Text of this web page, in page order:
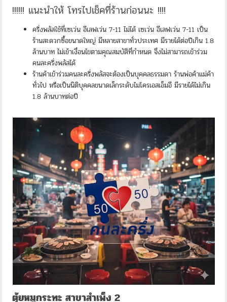
!!!!!! แนะนำให้ โทรไปเช็คที่ร้านก่อนนะ !!!!
ครึ่งพลัสใช้ที่เซเว่น อีเลฟเว่น 7-11 ไม่ได้ เซเว่น อีเลฟเว่น 7-11 เป็น
ร้านสะดวกซื้อขนาดใหญ่ มีหลายสาขาทั่วประเทศ มีรายได้ต่อปีเกิน 1.8
ล้านบาท ไม่เข้าเงื่อนไขตามคุณสมบัติที่กำหนด จึงไม่สามารถเข้าร่วม
คนละครึ่งพลัสได้
ร้านค้าเข้าร่วมคนละครึ่งพลัสจะต้องเป็นบุคคลธรรมดา ร้านพ่อค้าแม่ค้า
ทั่วไป หรือเป็นนิติบุคคลขนาดเล็กระดับไมโครเอสเอ็มอี มีรายได้ไม่เกิน
1.8 ล้านบาทต่อปี
ตุ้ยหมูกระทะ สาขาสำเพ็ง 2